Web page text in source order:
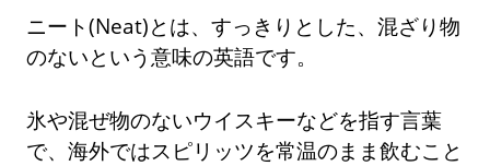
ニート(Neat)とは、すっきりとした、混ざり物
のないという意味の英語です。
氷や混ぜ物のないウイスキーなどを指す言葉
で、海外ではスピリッツを常温のまま飲むこと